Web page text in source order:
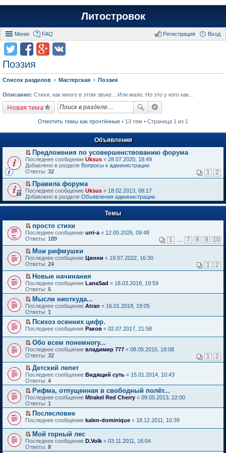
Литостровок
Меню FAQ Вход
Регистрация
Поэзия
Список разделов Мастерская Поэзия
Описание: Стихи, как много в этом звуке... Или мало. Но это у кого как...
Новая тема
Отметить темы как прочтённые • 13 тем • Страница 1 из 1
Объявления
П
е
р
й
т
и
к
п
в
о
м
у
н
е
п
р
о
ч
и
т
а
н
н
о
м
у
о
о
б
щ
е
н
и
ю
Предложения по усовершенствованию форума
Последнее сообщение Uksus « 28.07.2020, 18:49
Добавлено в разделе Вопросы к администрации
Ответы: 32 1 2
П
е
р
е
т
и
к
п
р
в
о
м
у
н
е
п
р
о
ч
и
а
н
о
м
у
с
о
о
б
щ
е
н
и
ю
Правила форума
Последнее сообщение Uksus « 18.02.2013, 08:17
Добавлено в разделе Объявления администрации
Темы
П
е
е
й
т
и
к
п
е
р
в
о
м
у
н
е
р
о
ч
и
т
а
н
н
о
м
у
с
о
о
щ
е
н
и
просто стихи
Последнее сообщение urri-a « 12.05.2026, 09:48
Ответы: 189 1 7 8 9 10
П
е
е
й
т
и
п
е
р
в
о
у
н
е
п
р
о
ч
и
т
а
н
н
м
с
о
о
б
Мои рифмушки
Последнее сообщение Цинни « 19.07.2022, 16:30
Ответы: 24 1 2
П
е
р
е
й
т
и
к
п
е
р
в
о
у
н
е
п
р
о
ч
и
т
а
н
н
о
м
у
Новые начинания
Последнее сообщение LanaSad « 18.03.2018, 19:59
Ответы: 5
П
е
р
й
и
п
е
р
в
о
м
у
н
е
п
р
о
и
т
а
н
Мысли ниоткуда...
Последнее сообщение Atran « 16.01.2018, 19:05
Ответы: 1
П
р
е
й
т
и
к
п
е
р
в
о
м
у
н
е
п
р
о
ч
Психоз осенних цифр.
Последнее сообщение Раков « 02.07.2017, 21:58
П
е
е
й
т
и
п
е
р
в
о
у
н
е
п
Обо всем понемногу...
Последнее сообщение владимир 777 « 08.05.2015, 18:08
Ответы: 32 1 2
П
е
р
е
й
т
и
к
п
е
р
в
о
м
Детский лепет
Последнее сообщение Видящий суть « 15.01.2014, 10:43
Ответы: 4
П
е
р
й
и
к
п
е
Рифма, отпущенная в свободный полёт...
Последнее сообщение Mirakel Red Cherry « 09.05.2013, 22:00
Ответы: 1
П
р
е
й
т
Послесловие
Последнее сообщение kalen-dominique « 18.12.2011, 10:39
П
е
р
Мой горный лес
Последнее сообщение D.Volk « 03.11.2011, 16:04
Ответы: 8